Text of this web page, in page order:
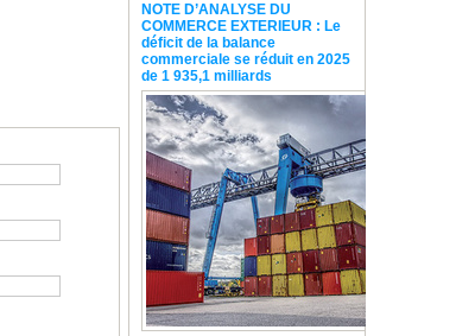
NOTE D’ANALYSE DU
COMMERCE EXTERIEUR : Le
déficit de la balance
commerciale se réduit en 2025
de 1 935,1 milliards